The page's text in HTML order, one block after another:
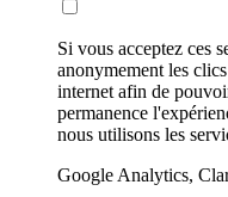
Si vous acceptez ces
anonymement les
internet afin de
permanence
nous utilisons les
Google Analytics,